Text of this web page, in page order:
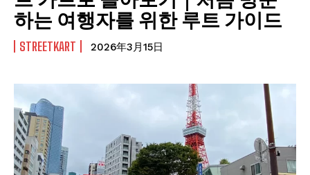
하는 여행자를 위한 루트 가이드
STREETKART 2026年3月15日